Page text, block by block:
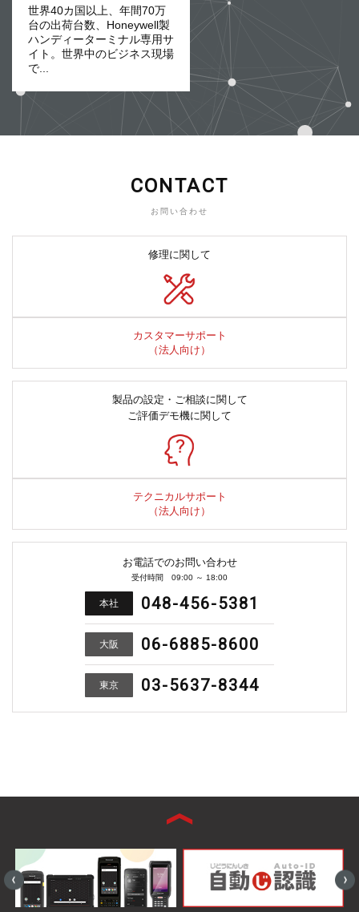
世界40カ国以上、年間70万
台の出荷台数、Honeywell製
ハンディーターミナル専用サ
イト。世界中のビジネス現場
で...
CONTACT
お問い合わせ
修理に関して
カスタマーサポート
（法人向け）
製品の設定・ご相談に関して
ご評価デモ機に関して
テクニカルサポート
（法人向け）
お電話でのお問い合わせ
受付時間 09:00 ～ 18:00
本社 048-456-5381
大阪 06-6885-8600
東京 03-5637-8344